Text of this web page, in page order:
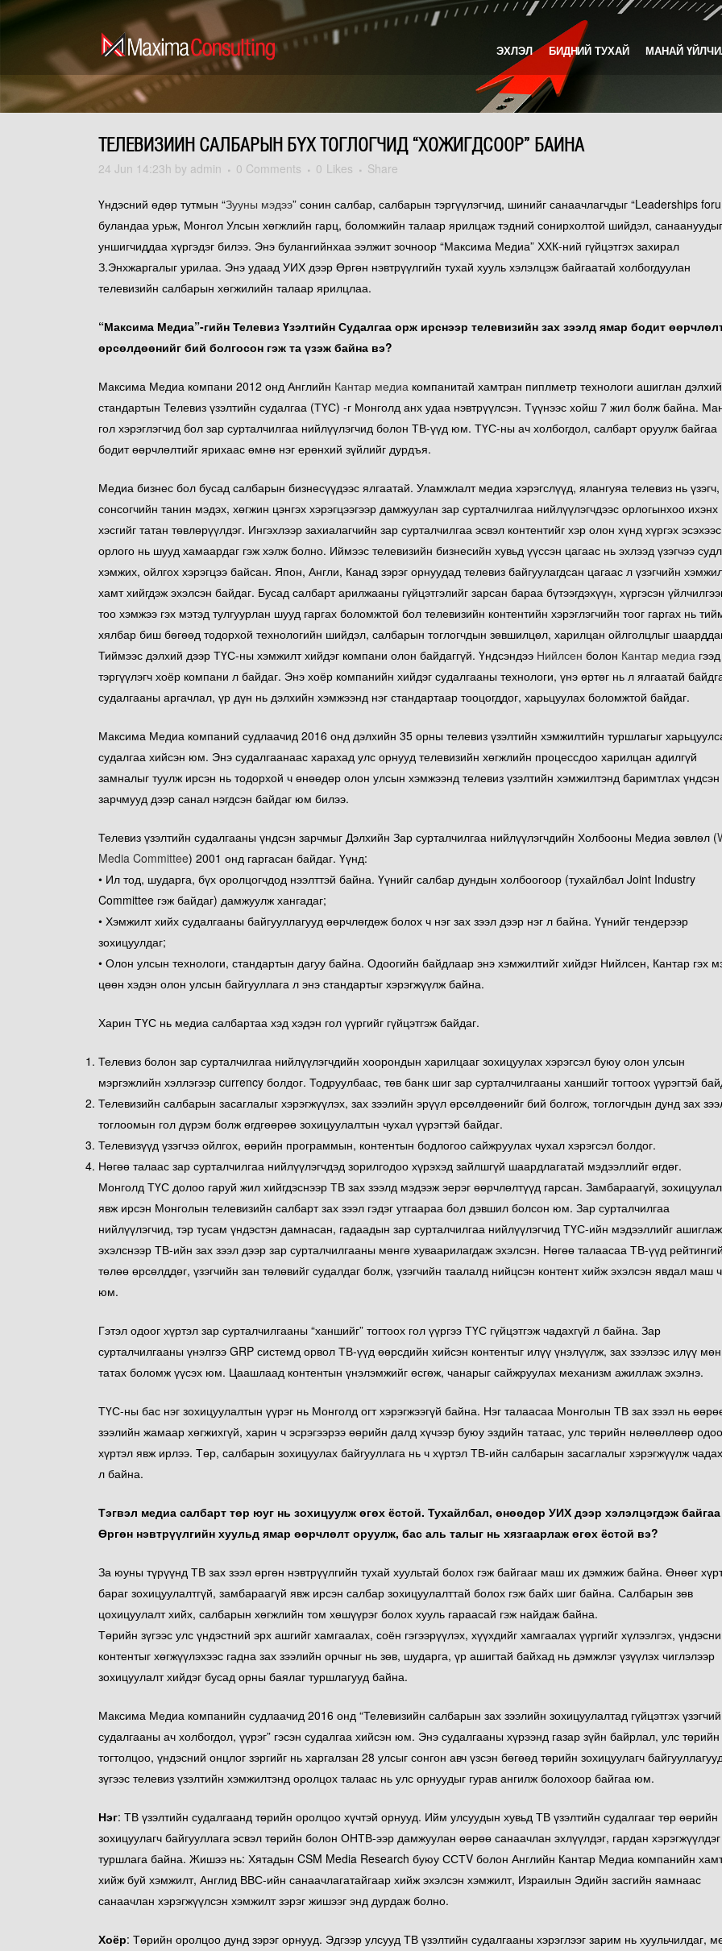
ЭХЛЭЛ БИДНИЙ ТУХАЙ МАНАЙ
СОЦИОЛОГИЙН СУДАЛГАА
ЗАХ ЗЭЭЛИЙН СУДАЛГАА
СУДАЛГААНЫ АРГА ЗҮЙ
МЕДИА МОНИТОРИНГ
ЗАР СУРТАЛЧИЛГААНЫ МОНИТОРИНГ
МЕДИА АРХИВ
МЕДИА АНАЛИЗ
СОШИАЛ
ТЕЛЕВИЗИЙН САЛБАРЫН БҮХ ТОГЛОГЧИД “ХОЖИГДСООР” БАЙНА
24 Jun 14:23h by admin 0 Comments 0 Likes Share
Үндэсний өдөр тутмын “Зууны мэдээ” сонин салбар, салбарын тэргүүлэгчид, шинийг санаачлагчдыг “Leaderships
буландаа урьж, Монгол Улсын хөгжлийн гарц, боломжийн талаар ярилцаж тэдний сонирхолтой шийдэл, санаануудыг
уншигчиддаа хүргэдэг билээ. Энэ булангийнхаа ээлжит зочноор “Максима Медиа” ХХК-ний гүйцэтгэх захирал
З.Энхжаргалыг урилаа. Энэ удаад УИХ дээр Өргөн нэвтрүүлгийн тухай хууль хэлэлцэж байгаатай холбогдуулан
телевизийн салбарын хөгжилийн талаар ярилцлаа.
“Максима Медиа”-гийн Телевиз Үзэлтийн Судалгаа орж ирснээр телевизийн зах зээлд ямар бодит
өрсөлдөөнийг бий болгосон гэж та үзэж байна вэ?
Максима Медиа компани 2012 онд Английн Кантар медиа компанитай хамтран пиплметр технологи ашиглан
стандартын Телевиз үзэлтийн судалгаа (ТҮС) -г Монголд анх удаа нэвтрүүлсэн. Түүнээс хойш 7 жил болж байна.
гол хэрэглэгчид бол зар сурталчилгаа нийлүүлэгчид болон ТВ-үүд юм. ТҮС-ны ач холбогдол, салбарт оруулж байгаа
бодит өөрчлөлтийг ярихаас өмнө нэг ерөнхий зүйлийг дурдъя.
Медиа бизнес бол бусад салбарын бизнесүүдээс ялгаатай. Уламжлалт медиа хэрэгслүүд, ялангуяа телевиз нь үзэгч,
сонсогчийн танин мэдэх, хөгжин цэнгэх хэрэгцээгээр дамжуулан зар сурталчилгаа нийлүүлэгчдээс орлогынхоо ихэнх
хэсгийг татан төвлөрүүлдэг. Ингэхлээр захиалагчийн зар сурталчилгаа эсвэл контентийг хэр олон хүнд хүргэх эсэхээс
орлого нь шууд хамаардаг гэж хэлж болно. Иймээс телевизийн бизнесийн хувьд үүссэн цагаас нь эхлээд үзэгчээ
хэмжих, ойлгох хэрэгцээ байсан. Япон, Англи, Канад зэрэг орнуудад телевиз байгуулагдсан цагаас л үзэгчийн
хамт хийгдэж эхэлсэн байдаг. Бусад салбарт арилжааны гүйцэтгэлийг зарсан бараа бүтээгдэхүүн, хүргэсэн
тоо хэмжээ гэх мэтэд тулгуурлан шууд гаргах боломжтой бол телевизийн контентийн хэрэглэгчийн тоог гаргах нь
хялбар биш бөгөөд тодорхой технологийн шийдэл, салбарын тоглогчдын зөвшилцөл, харилцан ойлголцлыг
Тиймээс дэлхий дээр ТҮС-ны хэмжилт хийдэг компани олон байдаггүй. Үндсэндээ Нийлсен болон Кантар медиа гээд
тэргүүлэгч хоёр компани л байдаг. Энэ хоёр компанийн хийдэг судалгааны технологи, үнэ өртөг нь л ялгаатай
судалгааны аргачлал, үр дүн нь дэлхийн хэмжээнд нэг стандартаар тооцогддог, харьцуулах боломжтой байдаг.
Максима Медиа компаний судлаачид 2016 онд дэлхийн 35 орны телевиз үзэлтийн хэмжилтийн туршлагыг
судалгаа хийсэн юм. Энэ судалгаанаас харахад улс орнууд телевизийн хөгжлийн процессдоо харилцан адилгүй
замналыг туулж ирсэн нь тодорхой ч өнөөдөр олон улсын хэмжээнд телевиз үзэлтийн хэмжилтэнд баримтлах үндсэн
зарчмууд дээр санал нэгдсэн байдаг юм билээ.
Телевиз үзэлтийн судалгааны үндсэн зарчмыг Дэлхийн Зар сурталчилгаа нийлүүлэгчдийн Холбооны Медиа зөвлөл (
Media Committee) 2001 онд гаргасан байдаг. Үүнд:
• Ил тод, шударга, бүх оролцогчдод нээлттэй байна. Үүнийг салбар дундын холбоогоор (тухайлбал Joint Industry
Committee гэж байдаг) дамжуулж хангадаг;
• Хэмжилт хийх судалгааны байгууллагууд өөрчлөгдөж болох ч нэг зах зээл дээр нэг л байна. Үүнийг тендерээр
зохицуулдаг;
• Олон улсын технологи, стандартын дагуу байна. Одоогийн байдлаар энэ хэмжилтийг хийдэг Нийлсен, Кантар гэх
цөөн хэдэн олон улсын байгууллага л энэ стандартыг хэрэгжүүлж байна.
Харин ТҮС нь медиа салбартаа хэд хэдэн гол үүргийг гүйцэтгэж байдаг.
Телевиз болон зар сурталчилгаа нийлүүлэгчдийн хоорондын харилцааг зохицуулах хэрэгсэл буюу олон улсын
мэргэжлийн хэллэгээр currency болдог. Тодруулбаас, төв банк шиг зар сурталчилгааны ханшийг тогтоох үүрэгтэй
Телевизийн салбарын засаглалыг хэрэгжүүлэх, зах зээлийн эрүүл өрсөлдөөнийг бий болгож, тоглогчдын дунд зах
тоглоомын гол дүрэм болж өгдгөөрөө зохицуулалтын чухал үүрэгтэй байдаг.
Телевизүүд үзэгчээ ойлгох, өөрийн программын, контентын бодлогоо сайжруулах чухал хэрэгсэл болдог.
Нөгөө талаас зар сурталчилгаа нийлүүлэгчдэд зорилгодоо хүрэхэд зайлшгүй шаардлагатай мэдээллийг өгдөг.
Монголд ТҮС долоо гаруй жил хийгдэснээр ТВ зах зээлд мэдээж эерэг өөрчлөлтүүд гарсан. Замбараагүй,
явж ирсэн Монголын телевизийн салбарт зах зээл гэдэг утгаараа бол дэвшил болсон юм. Зар сурталчилгаа
нийлүүлэгчид, тэр тусам үндэстэн дамнасан, гадаадын зар сурталчилгаа нийлүүлэгчид ТҮС-ийн мэдээллийг ашиглаж
эхэлснээр ТВ-ийн зах зээл дээр зар сурталчилгааны мөнгө хуваарилагдаж эхэлсэн. Нөгөө талаасаа ТВ-үүд
төлөө өрсөлддөг, үзэгчийн зан төлөвийг судалдаг болж, үзэгчийн таалалд нийцсэн контент хийж эхэлсэн явдал маш
юм.
Гэтэл одоог хүртэл зар сурталчилгааны “ханшийг” тогтоох гол үүргээ ТҮС гүйцэтгэж чадахгүй л байна. Зар
сурталчилгааны үнэлгээ GRP системд орвол ТВ-үүд өөрсдийн хийсэн контентыг илүү үнэлүүлж, зах зээлээс илүү
татах боломж үүсэх юм. Цаашлаад контентын үнэлэмжийг өсгөж, чанарыг сайжруулах механизм ажиллаж эхэлнэ.
ТҮС-ны бас нэг зохицуулалтын үүрэг нь Монголд огт хэрэгжээгүй байна. Нэг талаасаа Монголын ТВ зах зээл нь
зээлийн жамаар хөгжихгүй, харин ч эсрэгээрээ өөрийн далд хүчээр буюу эздийн татаас, улс төрийн нөлөөллөөр
хүртэл явж ирлээ. Төр, салбарын зохицуулах байгууллага нь ч хүртэл ТВ-ийн салбарын засаглалыг хэрэгжүүлж
л байна.
Тэгвэл медиа салбарт төр юуг нь зохицуулж өгөх ёстой. Тухайлбал, өнөөдөр УИХ дээр хэлэлцэгдэж байгаа
Өргөн нэвтрүүлгийн хуульд ямар өөрчлөлт оруулж, бас аль талыг нь хязгаарлаж өгөх ёстой вэ?
За юуны түрүүнд ТВ зах зээл өргөн нэвтрүүлгийн тухай хуультай болох гэж байгааг маш их дэмжиж байна. Өнөөг
бараг зохицуулалтгүй, замбараагүй явж ирсэн салбар зохицуулалттай болох гэж байх шиг байна. Салбарын зөв
цохицуулалт хийх, салбарын хөгжлийн том хөшүүрэг болох хууль гараасай гэж найдаж байна.
Төрийн зүгээс улс үндэстний эрх ашгийг хамгаалах, соён гэгээрүүлэх, хүүхдийг хамгаалах үүргийг хүлээлгэх,
контентыг хөгжүүлэхээс гадна зах зээлийн орчныг нь зөв, шударга, үр ашигтай байхад нь дэмжлэг үзүүлэх чиглэлээр
зохицуулалт хийдэг бусад орны баялаг туршлагууд байна.
Максима Медиа компанийн судлаачид 2016 онд “Телевизийн салбарын зах зээлийн зохицуулалтад гүйцэтгэх
судалгааны ач холбогдол, үүрэг” гэсэн судалгаа хийсэн юм. Энэ судалгааны хүрээнд газар зүйн байрлал, улс төрийн
тогтолцоо, үндэсний онцлог зэргийг нь харгалзан 28 улсыг сонгон авч үзсэн бөгөөд төрийн зохицуулагч
зүгээс телевиз үзэлтийн хэмжилтэнд оролцох талаас нь улс орнуудыг гурав ангилж болохоор байгаа юм.
Нэг: ТВ үзэлтийн судалгаанд төрийн оролцоо хүчтэй орнууд. Ийм улсуудын хувьд ТВ үзэлтийн судалгааг төр өөрийн
зохицуулагч байгууллага эсвэл төрийн болон ОНТВ-ээр дамжуулан өөрөө санаачлан эхлүүлдэг, гардан хэрэгжүүлдэг
туршлага байна. Жишээ нь: Хятадын CSM Media Research буюу ССТV болон Английн Кантар Медиа компанийн
хийж буй хэмжилт, Англид ВВС-ийн санаачлагатайгаар хийж эхэлсэн хэмжилт, Израилын Эдийн засгийн яамнаас
санаачлан хэрэгжүүлсэн хэмжилт зэрэг жишээг энд дурдаж болно.
Хоёр: Төрийн оролцоо дунд зэрэг орнууд. Эдгээр улсууд ТВ үзэлтийн судалгааны хэрэглээг зарим нь хуульчилдаг,